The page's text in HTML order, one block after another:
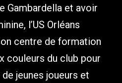
Gambardella et avoir
l’US Orléans
centre de formation
couleurs du club pour
jeunes joueurs et